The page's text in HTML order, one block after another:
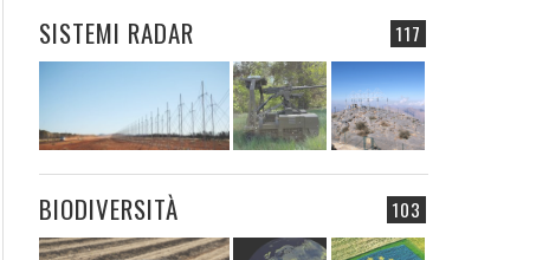
117
SISTEMI RADAR
103
BIODIVERSITÀ